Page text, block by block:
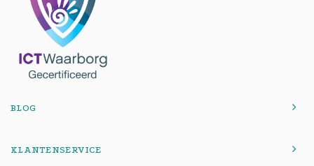
BLOG
KLANTENSERVICE